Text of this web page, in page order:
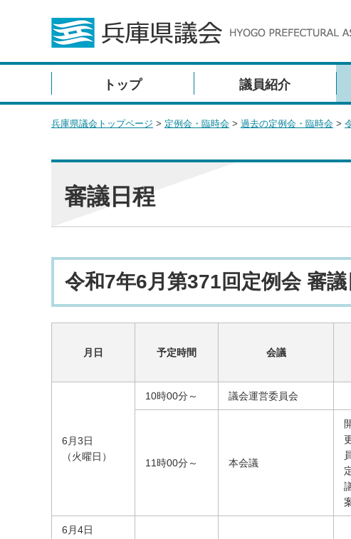
トップ 議員紹介
兵庫県議会トップページ > 定例会・臨時会 > 過去の定例会・臨時会 >
審議日程
令和7年6月第371回定例会 審議
月日 予定時間 会議
6月3日
（火曜日）
10時00分～ 議会運営委員会
11時00分～ 本会議
6月4日